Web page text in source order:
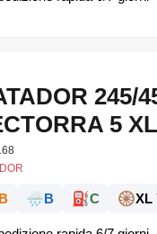
245/
5 XL
B 🌧️B ⛽C 🛞XL